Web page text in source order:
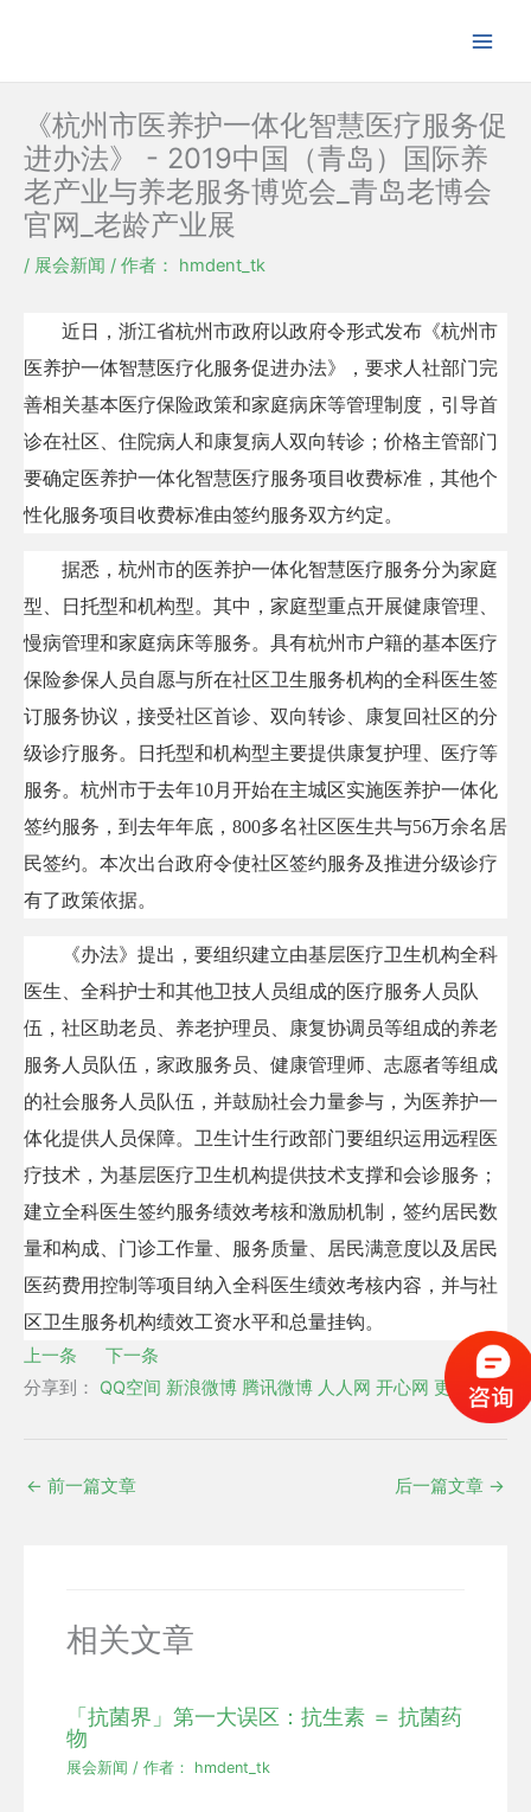
内
《杭州市医养护一体化智慧医疗服务促
进办法》 - 2019中国（青岛）国际养
老产业与养老服务博览会_青岛老博会
官网_老龄产业展
/ 展会新闻 / 作者： hmdent_tk
近日，浙江省杭州市政府以政府令形式发布《杭州市
医养护一体智慧医疗化服务促进办法》，要求人社部门完
善相关基本医疗保险政策和家庭病床等管理制度，引导首
诊在社区、住院病人和康复病人双向转诊；价格主管部门
要确定医养护一体化智慧医疗服务项目收费标准，其他个
性化服务项目收费标准由签约服务双方约定。
据悉，杭州市的医养护一体化智慧医疗服务分为家庭
型、日托型和机构型。其中，家庭型重点开展健康管理、
慢病管理和家庭病床等服务。具有杭州市户籍的基本医疗
保险参保人员自愿与所在社区卫生服务机构的全科医生签
订服务协议，接受社区首诊、双向转诊、康复回社区的分
级诊疗服务。日托型和机构型主要提供康复护理、医疗等
服务。杭州市于去年10月开始在主城区实施医养护一体化
签约服务，到去年年底，800多名社区医生共与56万余名居
民签约。本次出台政府令使社区签约服务及推进分级诊疗
有了政策依据。
《办法》提出，要组织建立由基层医疗卫生机构全科
医生、全科护士和其他卫技人员组成的医疗服务人员队
伍，社区助老员、养老护理员、康复协调员等组成的养老
服务人员队伍，家政服务员、健康管理师、志愿者等组成
的社会服务人员队伍，并鼓励社会力量参与，为医养护一
体化提供人员保障。卫生计生行政部门要组织运用远程医
疗技术，为基层医疗卫生机构提供技术支撑和会诊服务；
建立全科医生签约服务绩效考核和激励机制，签约居民数
量和构成、门诊工作量、服务质量、居民满意度以及居民
医药费用控制等项目纳入全科医生绩效考核内容，并与社
区卫生服务机构绩效工资水平和总量挂钩。
上一条
下一条
分享到：
QQ空间 新浪微博 腾讯微博 人人网 开心网 更多
← 前一篇文章 后一篇文章 →
相关文章
「抗菌界」第一大误区：抗生素 ＝ 抗菌药
物
展会新闻 / 作者： hmdent_tk